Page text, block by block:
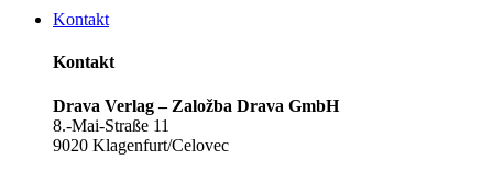
Kontakt
Kontakt
Drava Verlag – Založba Drava GmbH
8.-Mai-Straße 11
9020 Klagenfurt/Celovec